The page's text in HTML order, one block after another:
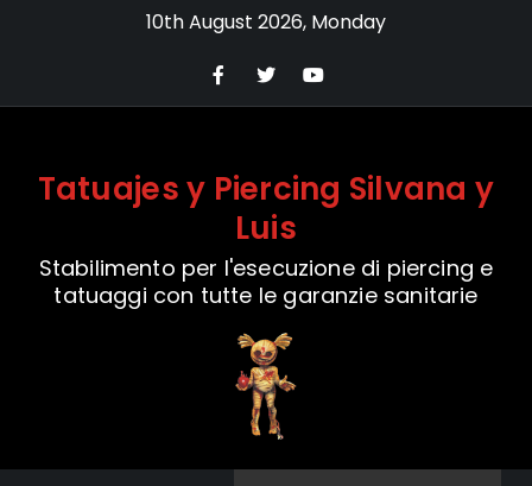
10th August 2026, Monday
Tatuajes y Piercing Silvana y
Luis
Stabilimento per l'esecuzione di piercing e
tatuaggi con tutte le garanzie sanitarie